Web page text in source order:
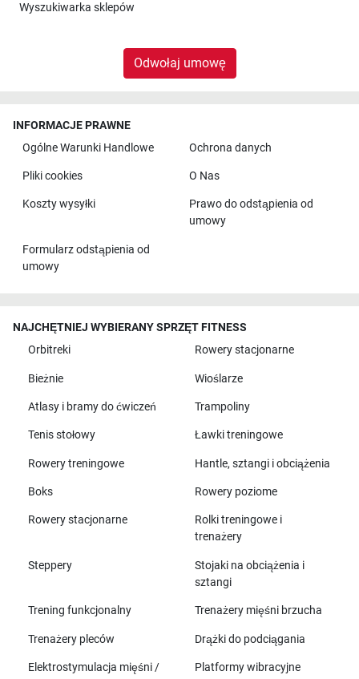
Wyszukiwarka sklepów
Odwołaj umowę
INFORMACJE PRAWNE
Ogólne Warunki Handlowe
Ochrona danych
Pliki cookies O Nas
Koszty wysyłki
Prawo do odstąpienia od
umowy
Formularz odstąpienia od
umowy
NAJCHĘTNIEJ WYBIERANY SPRZĘT FITNESS
Orbitreki
Rowery stacjonarne
Bieżnie Wioślarze
Atlasy i bramy do ćwiczeń Trampoliny
Tenis stołowy Ławki treningowe
Rowery treningowe Hantle, sztangi i obciążenia
Boks Rowery poziome
Rowery stacjonarne
Rolki treningowe i
trenażery
Steppery
Stojaki na obciążenia i
sztangi
Trening funkcjonalny Trenażery mięśni brzucha
Trenażery pleców Drążki do podciągania
Elektrostymulacja mięśni /
Platformy wibracyjne